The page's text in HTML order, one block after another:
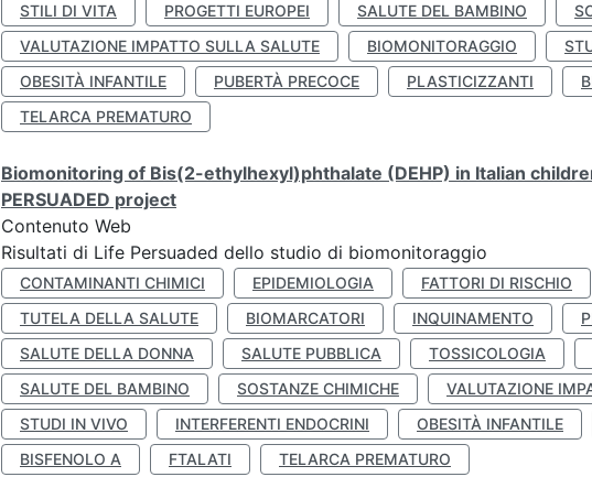
STILI DI VITA
PROGETTI EUROPEI SALUTE DEL BAMBINO
VALUTAZIONE IMPATTO SULLA SALUTE
BIOMONITORAGGIO
OBESITÀ INFANTILE
PUBERTÀ PRECOCE PLASTICIZZANTI
TELARCA PREMATURO
Biomonitoring of Bis(2-ethylhexyl)phthalate (DEHP) in Italian
PERSUADED project
Contenuto Web
Risultati di Life Persuaded dello studio di biomonitoraggio
CONTAMINANTI CHIMICI EPIDEMIOLOGIA FATTORI DI RISCHIO
TUTELA DELLA SALUTE
BIOMARCATORI INQUINAMENTO
SALUTE DELLA DONNA
SALUTE PUBBLICA TOSSICOLOGIA
SALUTE DEL BAMBINO
SOSTANZE CHIMICHE VALUTAZIONE
STUDI IN VIVO
INTERFERENTI ENDOCRINI OBESITÀ INFANTILE
BISFENOLO A
FTALATI TELARCA PREMATURO